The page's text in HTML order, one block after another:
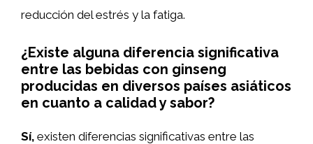
reducción del estrés y la fatiga.
¿Existe alguna diferencia significativa
entre las bebidas con ginseng
producidas en diversos países asiáticos
en cuanto a calidad y sabor?
Sí, existen diferencias significativas entre las